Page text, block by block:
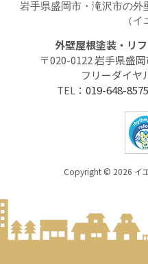
岩手県盛岡市・滝沢市の外
（イ
外壁屋根塗装・リ
〒020-0122 岩手県盛
フリーダイヤ
TEL： 019-648-8575
Copyright © 2026 イ